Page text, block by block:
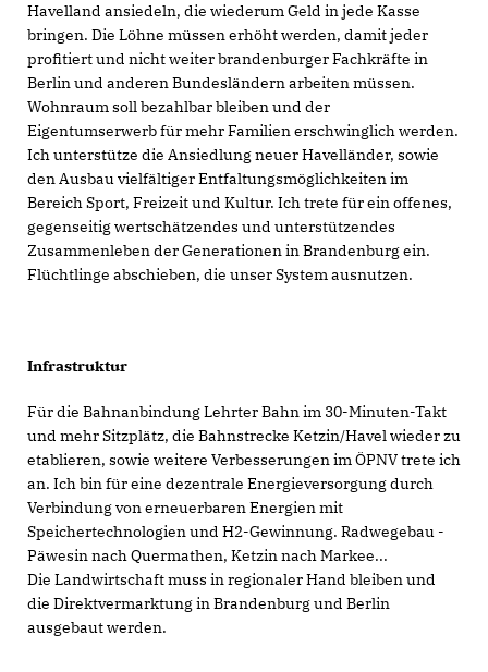
Havelland ansiedeln, die wiederum Geld in jede Kasse
bringen. Die Löhne müssen erhöht werden, damit jeder
profitiert und nicht weiter brandenburger Fachkräfte in
Berlin und anderen Bundesländern arbeiten müssen.
Wohnraum soll bezahlbar bleiben und der
Eigentumserwerb für mehr Familien erschwinglich werden.
Ich unterstütze die Ansiedlung neuer Havelländer, sowie
den Ausbau vielfältiger Entfaltungsmöglichkeiten im
Bereich Sport, Freizeit und Kultur. Ich trete für ein offenes,
gegenseitig wertschätzendes und unterstützendes
Zusammenleben der Generationen in Brandenburg ein.
Flüchtlinge abschieben, die unser System ausnutzen.
Infrastruktur
Für die Bahnanbindung Lehrter Bahn im 30-Minuten-Takt
und mehr Sitzplätz, die Bahnstrecke Ketzin/Havel wieder zu
etablieren, sowie weitere Verbesserungen im ÖPNV trete ich
an. Ich bin für eine dezentrale Energieversorgung durch
Verbindung von erneuerbaren Energien mit
Speichertechnologien und H2-Gewinnung. Radwegebau -
Päwesin nach Quermathen, Ketzin nach Markee...
Die Landwirtschaft muss in regionaler Hand bleiben und
die Direktvermarktung in Brandenburg und Berlin
ausgebaut werden.